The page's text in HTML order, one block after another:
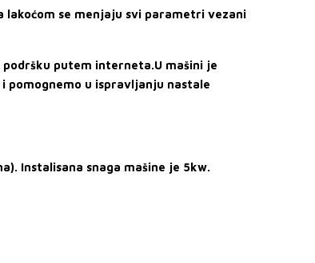
lakoćom se menjaju svi parametri vezani
podršku putem interneta.U mašini je
pomognemo u ispravljanju nastale
Instalisana snaga mašine je 5kw.